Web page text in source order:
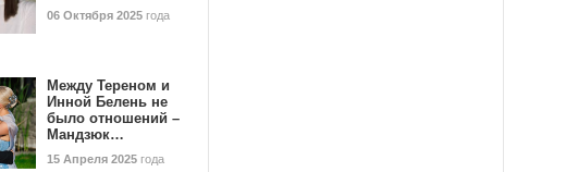
06 Октября 2025 года
Между Тереном и
Инной Белень не
было отношений –
Мандзюк…
15 Апреля 2025 года